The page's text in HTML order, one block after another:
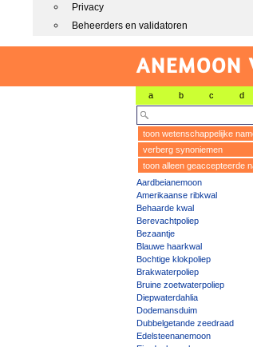
Privacy
Beheerders en validatoren
a b c d
toon wetenschappelijke
verberg synoniemen
toon alleen geaccepteerde
Aardbeianemoon
Amerikaanse ribkwal
Behaarde kwal
Berevachtpoliep
Bezaantje
Blauwe haarkwal
Bochtige klokpoliep
Brakwaterpoliep
Bruine zoetwaterpoliep
Diepwaterdahlia
Dodemansduim
Dubbelgetande zeedraad
Edelsteenanemoon